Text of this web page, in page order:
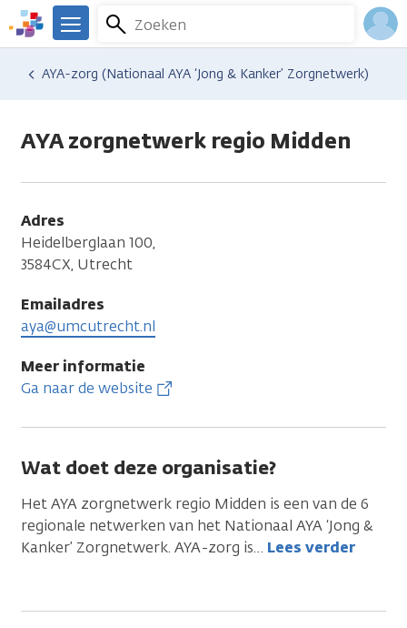
Overslaan
en
naar
We
er
Kanker.nl
Zoeken
Menu
Hulp en ondersteuning
Vind hulp bij kanker
Relaties en gezin
Seksualiteit en intimiteit
AYA-zorg (Nationaal AYA ‘Jong & Kanker’ Zorgnetwerk)
AYA zorgnetwerk regio Midden
Adres
Heidelberglaan 100,
3584CX, Utrecht
Emailadres
aya@umcutrecht.nl
Meer informatie
Ga naar de website
Wat doet deze organisatie?
Het AYA zorgnetwerk regio Midden is een van de 6
regionale netwerken van het Nationaal AYA ‘Jong &
Kanker’ Zorgnetwerk. AYA-zorg is… Lees verder